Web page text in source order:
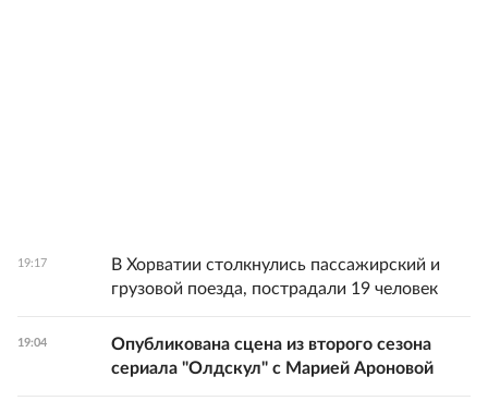
19:17
В Хорватии столкнулись пассажирский и
грузовой поезда, пострадали 19 человек
19:04
Опубликована сцена из второго сезона
сериала "Олдскул" с Марией Ароновой